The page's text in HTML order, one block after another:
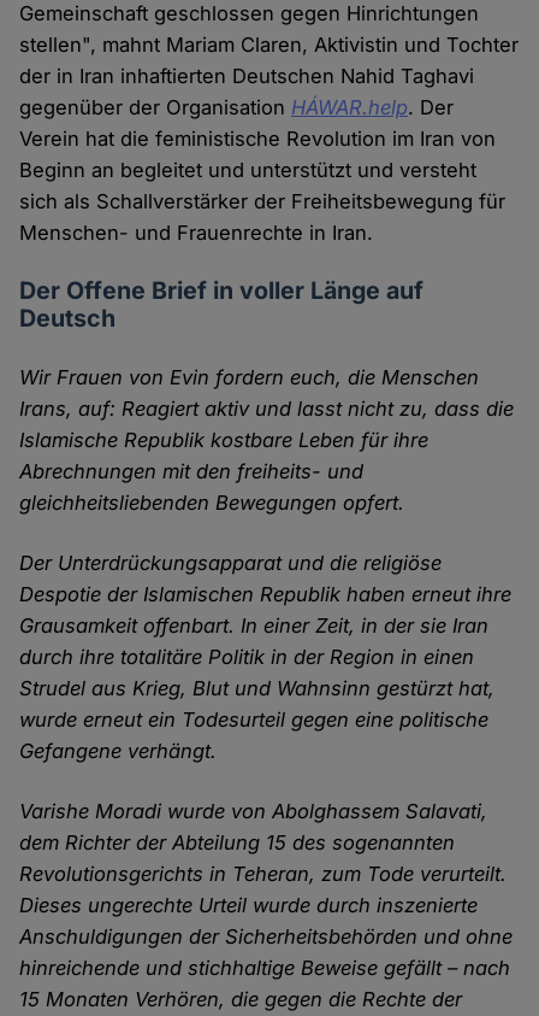
Gemeinschaft geschlossen gegen Hinrichtungen
stellen", mahnt Mariam Claren, Aktivistin und Tochter
der in Iran inhaftierten Deutschen Nahid Taghavi
gegenüber der Organisation HÁWAR.help. Der
Verein hat die feministische Revolution im Iran von
Beginn an begleitet und unterstützt und versteht
sich als Schallverstärker der Freiheitsbewegung für
Menschen- und Frauenrechte in Iran.
Der Offene Brief in voller Länge auf
Deutsch
Wir Frauen von Evin fordern euch, die Menschen
Irans, auf: Reagiert aktiv und lasst nicht zu, dass die
Islamische Republik kostbare Leben für ihre
Abrechnungen mit den freiheits- und
gleichheitsliebenden Bewegungen opfert.
Der Unterdrückungsapparat und die religiöse
Despotie der Islamischen Republik haben erneut ihre
Grausamkeit offenbart. In einer Zeit, in der sie Iran
durch ihre totalitäre Politik in der Region in einen
Strudel aus Krieg, Blut und Wahnsinn gestürzt hat,
wurde erneut ein Todesurteil gegen eine politische
Gefangene verhängt.
Varishe Moradi wurde von Abolghassem Salavati,
dem Richter der Abteilung 15 des sogenannten
Revolutionsgerichts in Teheran, zum Tode verurteilt.
Dieses ungerechte Urteil wurde durch inszenierte
Anschuldigungen der Sicherheitsbehörden und ohne
hinreichende und stichhaltige Beweise gefällt – nach
15 Monaten Verhören, die gegen die Rechte der